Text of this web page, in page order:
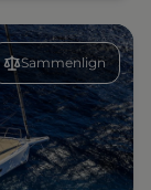
Sammenlign